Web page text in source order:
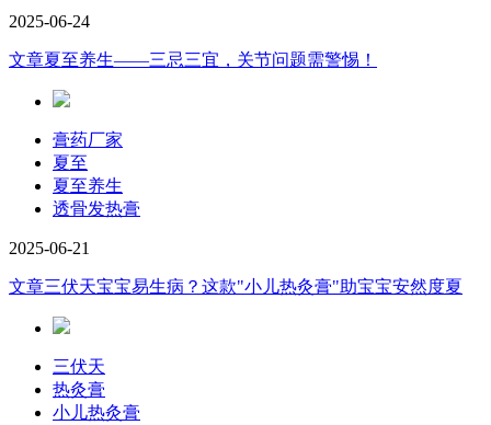
2025-06-24
文章夏至养生——三忌三宜，关节问题需警惕！
膏药厂家
夏至
夏至养生
透骨发热膏
2025-06-21
文章三伏天宝宝易生病？这款"小儿热灸膏"助宝宝安然度夏
三伏天
热灸膏
小儿热灸膏